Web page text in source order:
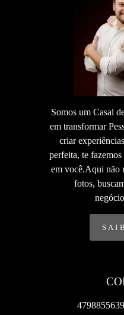
Somos um Casal
em transformar
criar
perfeita, te
em você.Aqui não
fotos,